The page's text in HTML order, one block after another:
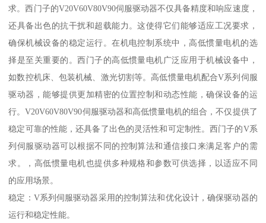
求。西门子的V20V60V80V90伺服驱动器不仅具备精度和响应速度，
还具备出色的抗干扰和超载能力。这使得它们能够适应工况要求，
确保机械设备的稳定运行。在机电控制系统中，高低惯量电机的选
择是至关重要的。西门子的高低惯量电机广泛应用于机械设备中，
如数控机床、包装机械、激光切割等。高低惯量电机配合V系列伺服
驱动器，能够提供更加精密的位置控制和动态性能，确保设备的运
行。V20V60V80V90伺服驱动器和高低惯量电机的组合，不仅提供了
稳定可靠的性能，还具备了出色的灵活性和可定制性。西门子的V系
列伺服驱动器可以根据不同的控制算法和通信接口来满足客户的需
求。，高低惯量电机也提供多种规格和参数可供选择，以适应不同
的应用场景。
稳定：V系列伺服驱动器采用的控制算法和优化设计，确保驱动器的
运行和稳定性能。